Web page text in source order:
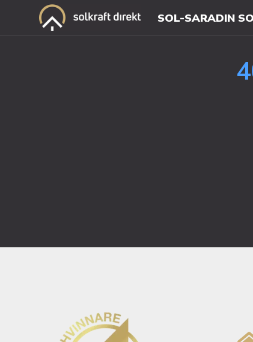
SOL-SARADIN